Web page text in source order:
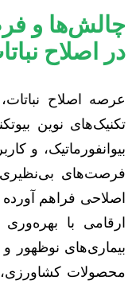
چالش‌ها و
در اصلاح
عرصه اصلاح
تکنیک‌های نوین
بیوانفورماتیک، و
فرصت‌های بی‌نظیری
اصلاحی فراهم
ارقامی با
بیماری‌های نوظهور
محصولات